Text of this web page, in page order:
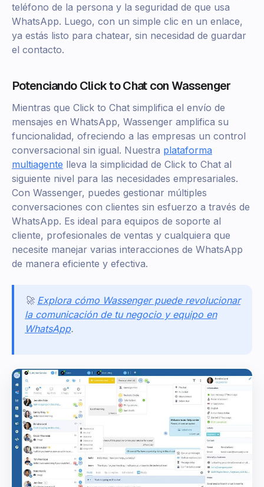
teléfono de la persona y la seguridad de que usa
WhatsApp. Luego, con un simple clic en un enlace,
ya estás listo para chatear, sin necesidad de guardar
el contacto.
Potenciando Click to Chat con Wassenger
Mientras que Click to Chat simplifica el envío de
mensajes en WhatsApp, Wassenger amplifica su
funcionalidad, ofreciendo a las empresas un control
conversacional sin igual. Nuestra plataforma
multiagente lleva la simplicidad de Click to Chat al
siguiente nivel para las necesidades empresariales.
Con Wassenger, puedes gestionar múltiples
conversaciones con clientes sin esfuerzo a través de
WhatsApp. Es ideal para equipos de soporte al
cliente, profesionales de ventas y cualquiera que
necesite manejar varias interacciones de WhatsApp
de manera eficiente y efectiva.
🚀 Explora cómo Wassenger puede revolucionar
la comunicación de tu negocio y equipo en
WhatsApp.